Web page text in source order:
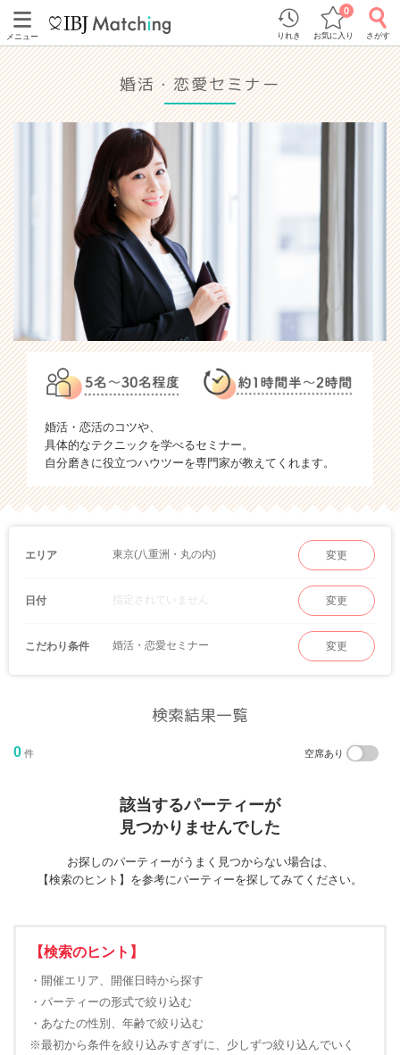
メニュー りれき お気に入り
0
さがす
婚活・恋愛セミナー
婚活・恋活のコツや、
具体的なテクニックを学べるセミナー。
自分磨きに役立つハウツーを専門家が教えてくれます。
エリア 東京(八重洲・丸の内) 変更
日付 指定されていません 変更
こだわり条件 婚活・恋愛セミナー 変更
検索結果一覧
0 件 空席あり
該当するパーティーが
見つかりませんでした
お探しのパーティーがうまく見つからない場合は、
【検索のヒント】を参考にパーティーを探してみてください。
【検索のヒント】
・開催エリア、開催日時から探す
・パーティーの形式で絞り込む
・あなたの性別、年齢で絞り込む
※最初から条件を絞り込みすぎずに、少しずつ絞り込んでいく